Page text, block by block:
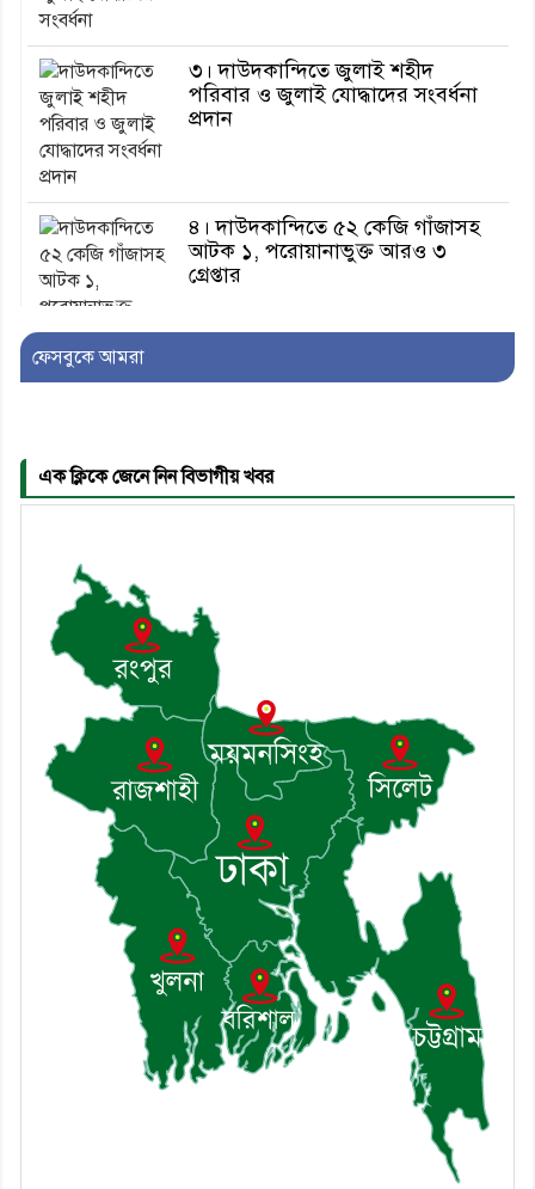
৩। দাউদকান্দিতে জুলাই শহীদ
পরিবার ও জুলাই যোদ্ধাদের সংবর্ধনা
প্রদান
৪। দাউদকান্দিতে ৫২ কেজি গাঁজাসহ
আটক ১, পরোয়ানাভুক্ত আরও ৩
গ্রেপ্তার
৫। মেঘনা উপজেলা বিএনপির নতুন
৬। জেলা পুলিশ সুপার থেকে সম্মাননা
পেলেন দাউদকান্দি মডেল থানার
৭। দাউদকান্দিতে উপজেলা আইন-
শৃঙ্খলা কমিটির মাসিক সভা অনুষ্ঠিত
৮। দাউদকান্দিতে মুচি সম্প্রদায়ের
খোঁজখবর নিলেন ড. খন্দকার মারুফ
হোসেন
৯। মেঘনায় আইন-শৃঙ্খলা কমিটির
মাসিক সভা অনুষ্ঠিত
১০। জাতীয় নেতা ড. খন্দকার
মোশাররফ হোসেনের মূল্যায়ন কোথায়
এবং একটি বিশ্লেষণ
ফেসবুকে আমরা
এক ক্লিকে জেনে নিন বিভাগীয় খবর